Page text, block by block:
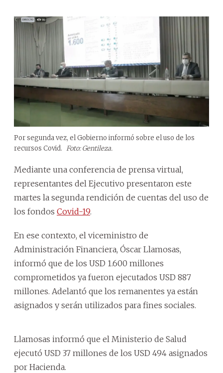
Por segunda vez, el Gobierno informó sobre el uso de los
recursos Covid. Foto: Gentileza.
Mediante una conferencia de prensa virtual,
representantes del Ejecutivo presentaron este
martes la segunda rendición de cuentas del uso de
los fondos Covid-19.
En ese contexto, el viceministro de
Administración Financiera, Óscar Llamosas,
informó que de los USD 1.600 millones
comprometidos ya fueron ejecutados USD 887
millones. Adelantó que los remanentes ya están
asignados y serán utilizados para fines sociales.
Llamosas informó que el Ministerio de Salud
ejecutó USD 37 millones de los USD 494 asignados
por Hacienda.